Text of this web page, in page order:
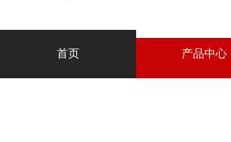
首页 产品中心